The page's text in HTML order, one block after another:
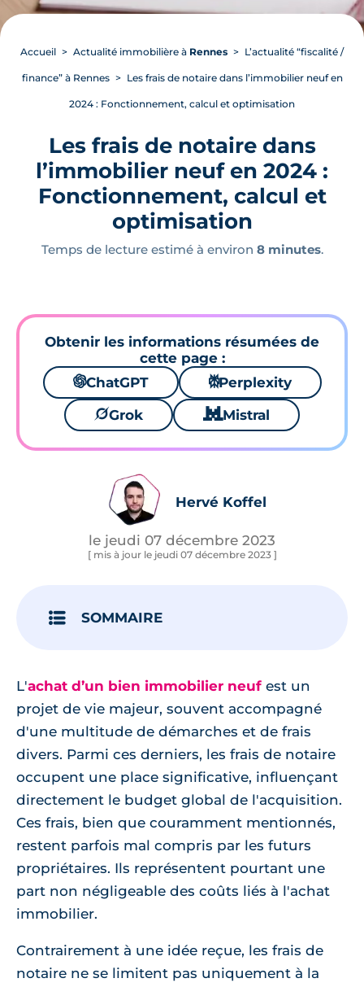
Accueil Actualité immobilière à Rennes L’actualité “fiscalité /
finance” à Rennes Les frais de notaire dans l’immobilier neuf en
2024 : Fonctionnement, calcul et optimisation
Les frais de notaire dans
l’immobilier neuf en 2024 :
Fonctionnement, calcul et
optimisation
Temps de lecture estimé à environ 8 minutes.
Obtenir les informations résumées de
cette page :
🌌ChatGPT ⚙Perplexity
🪐Grok 🐱 Mistral
Hervé Koffel
le jeudi 07 décembre 2023
[ mis à jour le jeudi 07 décembre 2023 ]
SOMMAIRE
L'achat d’un bien immobilier neuf est un
projet de vie majeur, souvent accompagné
d'une multitude de démarches et de frais
divers. Parmi ces derniers, les frais de notaire
occupent une place significative, influençant
directement le budget global de l'acquisition.
Ces frais, bien que couramment mentionnés,
restent parfois mal compris par les futurs
propriétaires. Ils représentent pourtant une
part non négligeable des coûts liés à l'achat
immobilier.
Contrairement à une idée reçue, les frais de
notaire ne se limitent pas uniquement à la